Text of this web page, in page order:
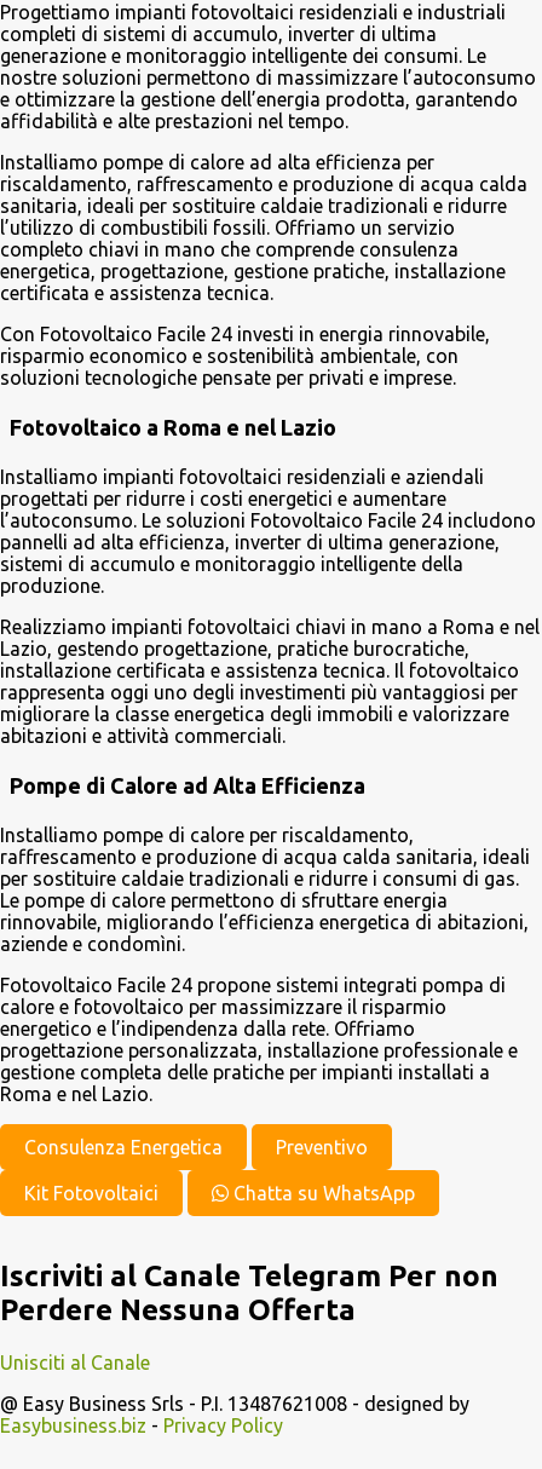
Progettiamo impianti fotovoltaici residenziali e industriali
completi di sistemi di accumulo, inverter di ultima
generazione e monitoraggio intelligente dei consumi. Le
nostre soluzioni permettono di massimizzare l’autoconsumo
e ottimizzare la gestione dell’energia prodotta, garantendo
affidabilità e alte prestazioni nel tempo.
Installiamo pompe di calore ad alta efficienza per
riscaldamento, raffrescamento e produzione di acqua calda
sanitaria, ideali per sostituire caldaie tradizionali e ridurre
l’utilizzo di combustibili fossili. Offriamo un servizio
completo chiavi in mano che comprende consulenza
energetica, progettazione, gestione pratiche, installazione
certificata e assistenza tecnica.
Con Fotovoltaico Facile 24 investi in energia rinnovabile,
risparmio economico e sostenibilità ambientale, con
soluzioni tecnologiche pensate per privati e imprese.
Fotovoltaico a Roma e nel Lazio
Installiamo impianti fotovoltaici residenziali e aziendali
progettati per ridurre i costi energetici e aumentare
l’autoconsumo. Le soluzioni Fotovoltaico Facile 24 includono
pannelli ad alta efficienza, inverter di ultima generazione,
sistemi di accumulo e monitoraggio intelligente della
produzione.
Realizziamo impianti fotovoltaici chiavi in mano a Roma e nel
Lazio, gestendo progettazione, pratiche burocratiche,
installazione certificata e assistenza tecnica. Il fotovoltaico
rappresenta oggi uno degli investimenti più vantaggiosi per
migliorare la classe energetica degli immobili e valorizzare
abitazioni e attività commerciali.
Pompe di Calore ad Alta Efficienza
Installiamo pompe di calore per riscaldamento,
raffrescamento e produzione di acqua calda sanitaria, ideali
per sostituire caldaie tradizionali e ridurre i consumi di gas.
Le pompe di calore permettono di sfruttare energia
rinnovabile, migliorando l’efficienza energetica di abitazioni,
aziende e condomìni.
Fotovoltaico Facile 24 propone sistemi integrati pompa di
calore e fotovoltaico per massimizzare il risparmio
energetico e l’indipendenza dalla rete. Offriamo
progettazione personalizzata, installazione professionale e
gestione completa delle pratiche per impianti installati a
Roma e nel Lazio.
Consulenza Energetica Preventivo
Kit Fotovoltaici Chatta su WhatsApp
Iscriviti al Canale Telegram Per non
Perdere Nessuna Offerta
Unisciti al Canale
@ Easy Business Srls - P.I. 13487621008 - designed by
Easybusiness.biz - Privacy Policy